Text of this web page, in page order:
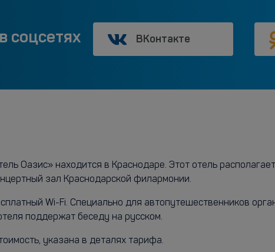
соцсетях ВКонтакте
Оазис» находится в Краснодаре. Этот отель
зал Краснодарской филармонии.
Wi-Fi. Специально для автопутешественников
поддержат беседу на русском.
указана в деталях тарифа.